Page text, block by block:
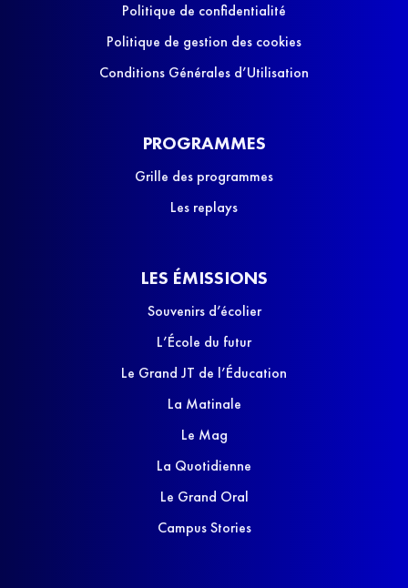
Politique de confidentialité
Politique de gestion des cookies
Conditions Générales d’Utilisation
PROGRAMMES
Grille des programmes
Les replays
LES ÉMISSIONS
Souvenirs d’écolier
L’École du futur
Le Grand JT de l’Éducation
La Matinale
Le Mag
La Quotidienne
Le Grand Oral
Campus Stories